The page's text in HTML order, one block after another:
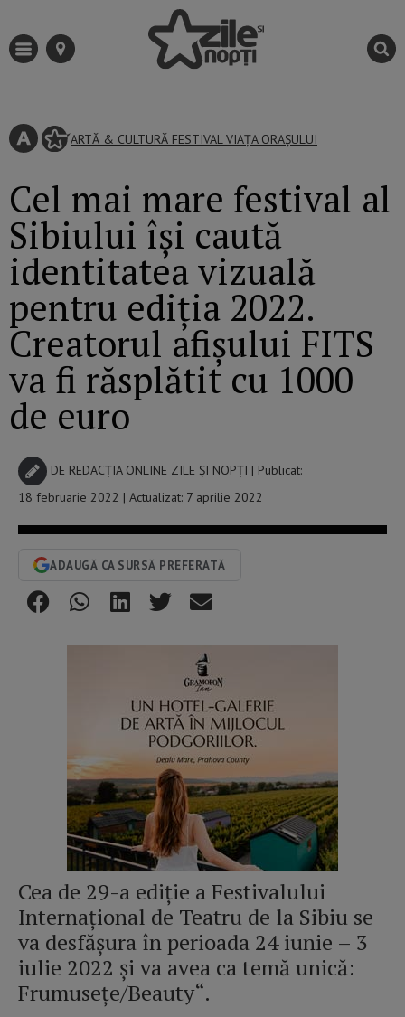
ARTĂ & CULTURĂ FESTIVAL VIAȚA ORAȘULUI
Cel mai mare festival al
Sibiului își caută
identitatea vizuală
pentru ediția 2022.
Creatorul afișului FITS
va fi răsplătit cu 1000
de euro
DE REDACȚIA ONLINE ZILE ȘI NOPȚI | Publicat:
18 februarie 2022 | Actualizat: 7 aprilie 2022
ADAUGĂ CA SURSĂ PREFERATĂ
Cea de 29-a ediție a Festivalului
Internațional de Teatru de la Sibiu se
va desfășura în perioada 24 iunie – 3
iulie 2022 și va avea ca temă unică:
Frumusețe/Beauty“.